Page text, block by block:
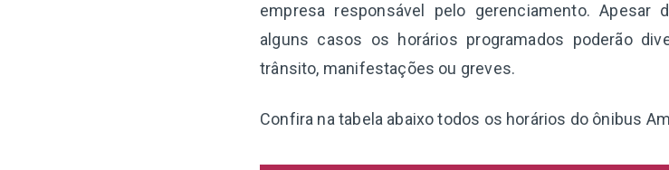
empresa responsável pelo gerenciamento. Apesar
alguns casos os horários programados poderão
trânsito, manifestações ou greves.
Confira na tabela abaixo todos os horários do ônibus